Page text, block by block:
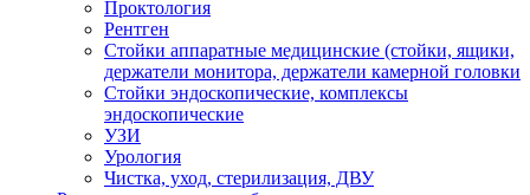
Проктология
Рентген
Стойки аппаратные медицинские (стойки, ящики,
держатели монитора, держатели камерной головки
Стойки эндоскопические, комплексы
эндоскопические
УЗИ
Урология
Чистка, уход, стерилизация, ДВУ